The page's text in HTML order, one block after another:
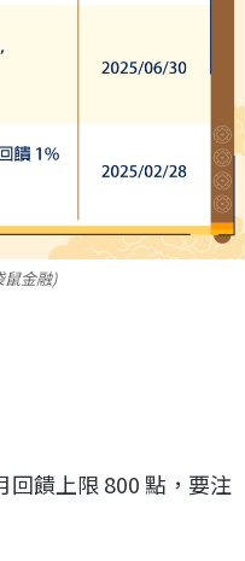
金融)
饋上限 800 點，要注